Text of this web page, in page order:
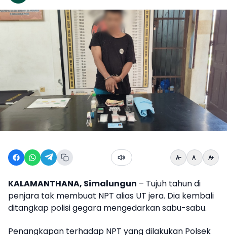
KALAMANTHANA, Simalungun – Tujuh tahun di
penjara tak membuat NPT alias UT jera. Dia kembali
ditangkap polisi gegara mengedarkan sabu-sabu.
Penangkapan terhadap NPT yang dilakukan Polsek